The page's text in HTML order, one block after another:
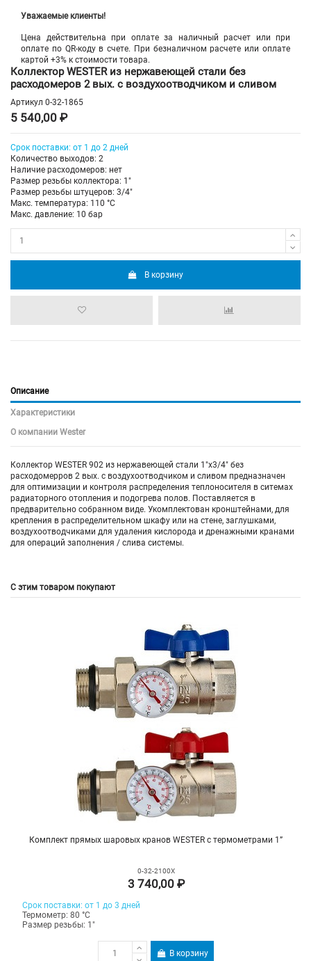
Уважаемые клиенты!
Цена действительна при оплате за наличный расчет или при
оплате по QR-коду в счете. При безналичном расчете или оплате
картой +3% к стоимости товара.
Коллектор WESTER из нержавеющей стали без
расходомеров 2 вых. с воздухоотводчиком и сливом
Артикул 0-32-1865
5 540,00 ₽
Срок поставки: от 1 до 2 дней
Количество выходов: 2
Наличие расходомеров: нет
Размер резьбы коллектора: 1"
Размер резьбы штуцеров: 3/4"
Макс. температура: 110 °С
Макс. давление: 10 бар
В корзину
Описание
Характеристики
О компании Wester
Коллектор WESTER 902 из нержавеющей стали 1"х3/4" без
расходомерров 2 вых. с воздухоотводчиком и сливом предназначен
для оптимизации и контроля распределения теплоносителя в ситемах
радиаторного отопления и подогрева полов. Поставляется в
предварительно собранном виде. Укомплектован кронштейнами, для
крепления в распределительном шкафу или на стене, заглушками,
воздухоотводчиками для удаления кислорода и дренажными кранами
для операций заполнения / слива системы.
С этим товаром покупают
Комплект прямых шаровых кранов WESTER с термометрами 1”
0-32-2100X
3 740,00 ₽
Срок поставки: от 1 до 3 дней
Термометр: 80 °С
Размер резьбы: 1"
В корзину